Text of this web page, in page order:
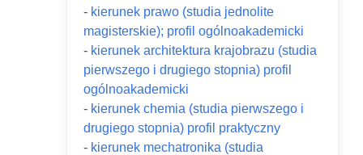
- kierunek prawo (studia jednolite
magisterskie); profil ogólnoakademicki
- kierunek architektura krajobrazu (studia
pierwszego i drugiego stopnia) profil
ogólnoakademicki
- kierunek chemia (studia pierwszego i
drugiego stopnia) profil praktyczny
- kierunek mechatronika (studia